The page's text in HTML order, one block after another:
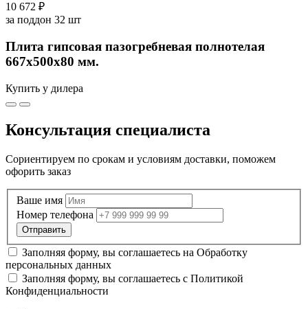
10 672 ₽
за поддон 32 шт
Плита гипсовая пазогребневая полнотелая
667х500х80 мм.
Купить у дилера
Консультация специалиста
Сориентируем по срокам и условиям доставки, поможем
офорить заказ
Ваше имя
Номер телефона
Заполняя форму, вы соглашаетесь на Обработку
персональных данных
Заполняя форму, вы соглашаетесь с Политикой
Конфиденциальности